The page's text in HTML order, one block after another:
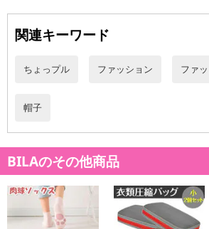
のでご了承ください。
※お申込み後のキャンセルはお受けできませ
にご納得いただきましたうえでお申し込みく
る場合がございます。
また、[新たな加工食品の原料原産地表示制
了により、商品詳細内に記載の原産国・原
合がございます。
あらかじめご了承いただいた上でお申込み
関連キーワード
ちょっプル ファッション ファ
帽子
BILAのその他商品